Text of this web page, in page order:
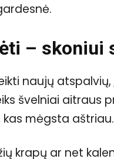
– skoniui
naujų
švelniai aitraus
kas mėgsta aštriau.
krapų ar net